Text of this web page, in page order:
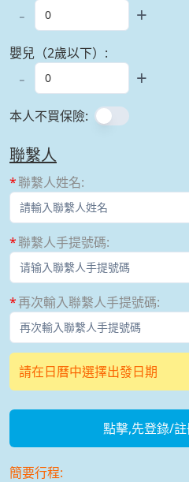
- +
嬰兒（2歲以下） :
- +
本人不買保險:
聯繫人
聯繫人姓名:
聯繫人手提號碼:
再次輸入聯繫人手提號碼:
請在日曆中選擇出發日期
點擊,先登錄/
簡要行程: